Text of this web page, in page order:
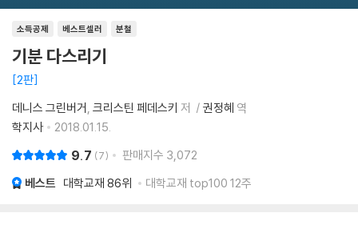
소득공제 베스트셀러 분철
기분 다스리기
2판
데니스 그린버거 크리스틴 페데스키 저 권정혜 역
학지사
2018.01.15.
9.7 7 판매지수 3,072
베스트 대학교재 86위 대학교재 top100 12주